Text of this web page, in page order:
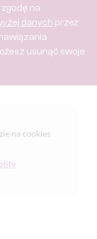
na
danych przez
usunąć swoje
na cookies